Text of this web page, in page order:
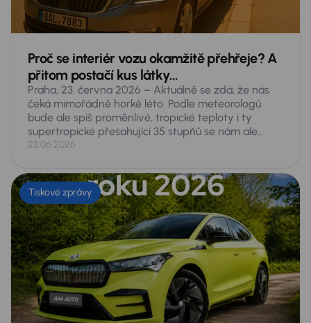
Proč se interiér vozu okamžitě přehřeje? A
přitom postačí kus látky…
Praha, 23. června 2026 – Aktuálně se zdá, že nás
čeká mimořádně horké léto. Podle meteorologů
bude ale spíš proměnlivé, tropické teploty i ty
supertropické přesahující 35 stupňů se nám ale
nevyhnou. Taková vedra představují akutní
autě, a to zdaleka nejen pro malé dítě či psa. Co
přesně hrozí a co proti tomu dělat?
23.06.2026
Tiskové zprávy